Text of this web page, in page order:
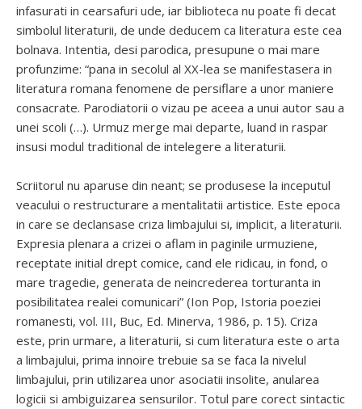
infasurati in cearsafuri ude, iar biblioteca nu poate fi decat
simbolul literaturii, de unde deducem ca literatura este cea
bolnava. Intentia, desi parodica, presupune o mai mare
profunzime: “pana in secolul al XX-lea se manifestasera in
literatura romana fenomene de persiflare a unor maniere
consacrate. Parodiatorii o vizau pe aceea a unui autor sau a
unei scoli (…). Urmuz merge mai departe, luand in raspar
insusi modul traditional de intelegere a literaturii.
Scriitorul nu aparuse din neant; se produsese la inceputul
veacului o restructurare a mentalitatii artistice. Este epoca
in care se declansase criza limbajului si, implicit, a literaturii.
Expresia plenara a crizei o aflam in paginile urmuziene,
receptate initial drept comice, cand ele ridicau, in fond, o
mare tragedie, generata de neincrederea torturanta in
posibilitatea realei comunicari” (Ion Pop, Istoria poeziei
romanesti, vol. III, Buc, Ed. Minerva, 1986, p. 15). Criza
este, prin urmare, a literaturii, si cum literatura este o arta
a limbajului, prima innoire trebuie sa se faca la nivelul
limbajului, prin utilizarea unor asociatii insolite, anularea
logicii si ambiguizarea sensurilor. Totul pare corect sintactic